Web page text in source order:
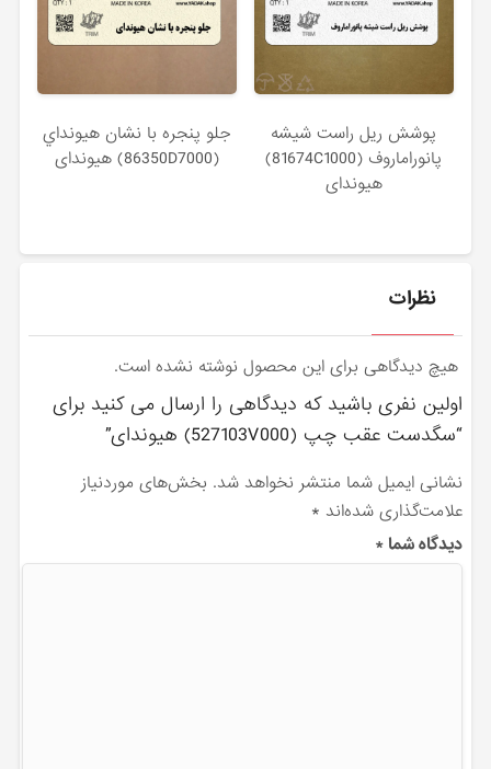
پوشش ريل راست شيشه
پانوراماروف (81674C1000)
هیوندای
جلو پنجره با نشان هيونداي
(86350D7000) هیوندای
نظرات
هیچ دیدگاهی برای این محصول نوشته نشده است.
اولین نفری باشید که دیدگاهی را ارسال می کنید برای
“سگدست عقب چپ (527103V000) هیوندای”
نشانی ایمیل شما منتشر نخواهد شد. بخش‌های موردنیاز
علامت‌گذاری شده‌اند *
دیدگاه شما*